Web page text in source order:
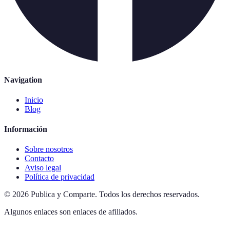
Navigation
Inicio
Blog
Información
Sobre nosotros
Contacto
Aviso legal
Política de privacidad
© 2026 Publica y Comparte. Todos los derechos reservados.
Algunos enlaces son enlaces de afiliados.